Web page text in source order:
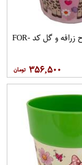
لیوان کودک طرح زرافه و گل کد FOR-
۳۵۶,۵۰۰